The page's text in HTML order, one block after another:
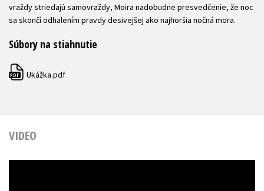
vraždy striedajú samovraždy, Moira nadobudne presvedčenie, že noc
sa skončí odhalením pravdy desivejšej ako najhoršia nočná mora.
Súbory na stiahnutie
PDF Ukážka.pdf
VIDEO